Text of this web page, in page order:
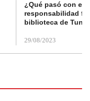
¿Qué pasó con el
responsabilidad
biblioteca de
29/08/2023